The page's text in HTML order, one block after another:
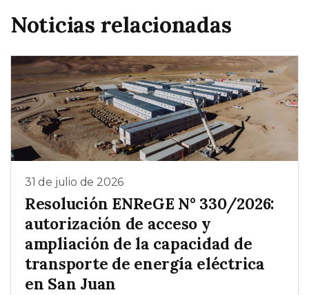
Noticias relacionadas
31 de julio de 2026
Resolución ENReGE N° 330/2026:
autorización de acceso y
ampliación de la capacidad de
transporte de energía eléctrica
en San Juan